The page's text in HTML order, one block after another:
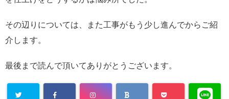
その辺りについては、また工事がもう少し進んでからご紹
介します。
最後まで読んで頂いてありがとうございます。